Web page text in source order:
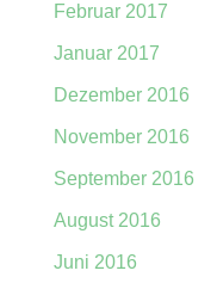
Februar 2017
Januar 2017
Dezember 2016
November 2016
September 2016
August 2016
Juni 2016